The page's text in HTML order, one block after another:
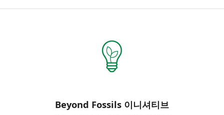
Beyond Fossils 이니셔티브